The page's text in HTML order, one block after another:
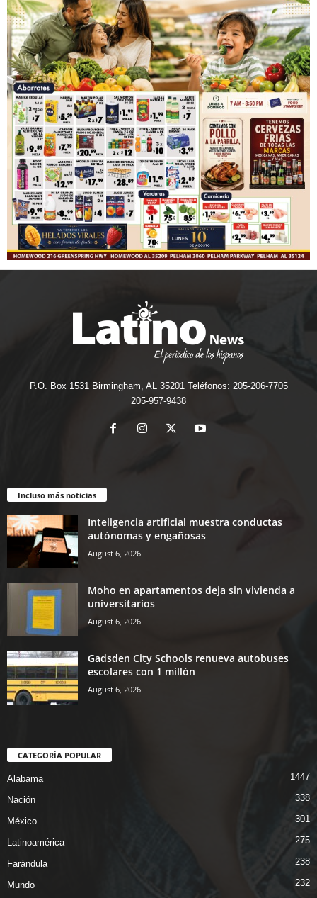
P.O. Box 1531 Birmingham, AL 35201 Teléfonos: 205-206-7705
205-957-9438
Incluso más noticias
Inteligencia artificial muestra conductas
autónomas y engañosas
August 6, 2026
Moho en apartamentos deja sin vivienda a
universitarios
August 6, 2026
Gadsden City Schools renueva autobuses
escolares con 1 millón
August 6, 2026
CATEGORÍA POPULAR
Alabama 1447
Nación 338
México 301
Latinoamérica 275
Farándula 238
Mundo 232